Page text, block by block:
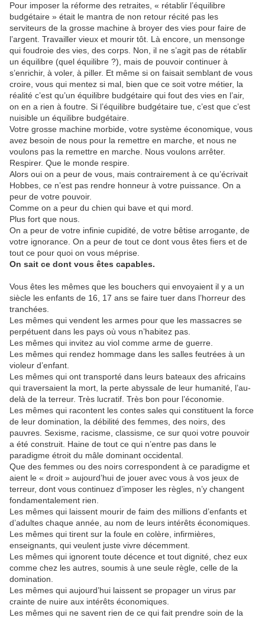
Pour imposer la réforme des retraites, « rétablir l’équilibre
budgétaire » était le mantra de non retour récité pas les
serviteurs de la grosse machine à broyer des vies pour faire de
l’argent. Travailler vieux et mourir tôt. Là encore, un mensonge
qui foudroie des vies, des corps. Non, il ne s’agit pas de rétablir
un équilibre (quel équilibre ?), mais de pouvoir continuer à
s’enrichir, à voler, à piller. Et même si on faisait semblant de vous
croire, vous qui mentez si mal, bien que ce soit votre métier, la
réalité c’est qu’un équilibre budgétaire qui fout des vies en l’air,
on en a rien à foutre. Si l’équilibre budgétaire tue, c’est que c’est
nuisible un équilibre budgétaire.
Votre grosse machine morbide, votre système économique, vous
avez besoin de nous pour la remettre en marche, et nous ne
voulons pas la remettre en marche. Nous voulons arrêter.
Respirer. Que le monde respire.
Alors oui on a peur de vous, mais contrairement à ce qu’écrivait
Hobbes, ce n’est pas rendre honneur à votre puissance. On a
peur de votre pouvoir.
Comme on a peur du chien qui bave et qui mord.
Plus fort que nous.
On a peur de votre infinie cupidité, de votre bêtise arrogante, de
votre ignorance. On a peur de tout ce dont vous êtes fiers et de
tout ce pour quoi on vous méprise.
On sait ce dont vous êtes capables.
Vous êtes les mêmes que les bouchers qui envoyaient il y a un
siècle les enfants de 16, 17 ans se faire tuer dans l’horreur des
tranchées.
Les mêmes qui vendent les armes pour que les massacres se
perpétuent dans les pays où vous n’habitez pas.
Les mêmes qui invitez au viol comme arme de guerre.
Les mêmes qui rendez hommage dans les salles feutrées à un
violeur d’enfant.
Les mêmes qui ont transporté dans leurs bateaux des africains
qui traversaient la mort, la perte abyssale de leur humanité, l’au-
delà de la terreur. Très lucratif. Très bon pour l’économie.
Les mêmes qui racontent les contes sales qui constituent la force
de leur domination, la débilité des femmes, des noirs, des
pauvres. Sexisme, racisme, classisme, ce sur quoi votre pouvoir
a été construit. Haine de tout ce qui n’entre pas dans le
paradigme étroit du mâle dominant occidental.
Que des femmes ou des noirs correspondent à ce paradigme et
aient le « droit » aujourd’hui de jouer avec vous à vos jeux de
terreur, dont vous continuez d’imposer les règles, n’y changent
fondamentalement rien.
Les mêmes qui laissent mourir de faim des millions d’enfants et
d’adultes chaque année, au nom de leurs intérêts économiques.
Les mêmes qui tirent sur la foule en colère, infirmières,
enseignants, qui veulent juste vivre décemment.
Les mêmes qui ignorent toute décence et tout dignité, chez eux
comme chez les autres, soumis à une seule règle, celle de la
domination.
Les mêmes qui aujourd’hui laissent se propager un virus par
crainte de nuire aux intérêts économiques.
Les mêmes qui ne savent rien de ce qui fait prendre soin de la